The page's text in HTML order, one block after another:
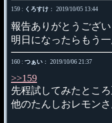
159 : くろすけ ： 2019/10/05 13:44
報告ありがとうござい
明日になったらもう
160 : つぁい ： 2019/10/06 21:37
>>159
先程試してみたとこ
他のたんしおレモン